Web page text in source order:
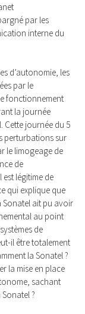
par les
interne du
d’autonomie, les
par le
fonctionnement
la journée
Cette journée du 5
perturbations sur
le limogeage de
de
est légitime de
qui explique que
Sonatel ait pu avoir
au point
de
il être totalement
la Sonatel ?
la mise en place
sachant
?